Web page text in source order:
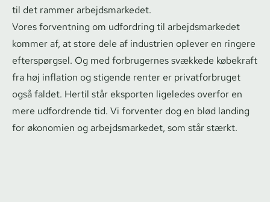
til det rammer ar­bejds­mar­ke­det.
Vores forventning om udfordring til ar­bejds­mar­ke­det
kommer af, at store dele af industrien oplever en ringere
efterspørgsel. Og med forbrugernes svækkede købekraft
fra høj inflation og stigende renter er pri­vat­for­bru­get
også faldet. Hertil står eksporten ligeledes overfor en
mere udfordrende tid. Vi forventer dog en blød landing
for økonomien og ar­bejds­mar­ke­det, som står stærkt.